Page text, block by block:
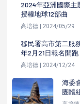
2024年亞洲國際主
授權地球12部曲
高培德 | 2024/05/29
移民署高市第二服
年2月21日報名開跑
高培德 | 2024/12/24
海委
團體